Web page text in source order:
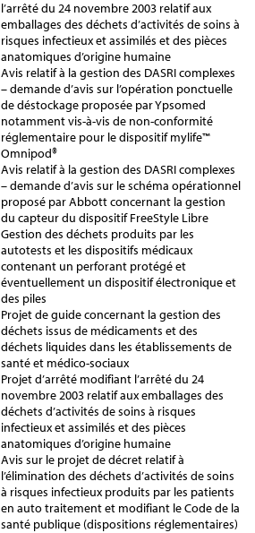
l’arrêté du 24 novembre 2003 relatif aux
emballages des déchets d’activités de soins à
risques infectieux et assimilés et des pièces
anatomiques d’origine humaine
Avis relatif à la gestion des DASRI complexes
– demande d’avis sur l’opération ponctuelle
de déstockage proposée par Ypsomed
notamment vis-à-vis de non-conformité
réglementaire pour le dispositif mylife™
Omnipod®
Avis relatif à la gestion des DASRI complexes
– demande d’avis sur le schéma opérationnel
proposé par Abbott concernant la gestion
du capteur du dispositif FreeStyle Libre
Gestion des déchets produits par les
autotests et les dispositifs médicaux
contenant un perforant protégé et
éventuellement un dispositif électronique et
des piles
Projet de guide concernant la gestion des
déchets issus de médicaments et des
déchets liquides dans les établissements de
santé et médico-sociaux
Projet d’arrêté modifiant l’arrêté du 24
novembre 2003 relatif aux emballages des
déchets d’activités de soins à risques
infectieux et assimilés et des pièces
anatomiques d’origine humaine
Avis sur le projet de décret relatif à
l’élimination des déchets d’activités de soins
à risques infectieux produits par les patients
en auto traitement et modifiant le Code de la
santé publique (dispositions réglementaires)